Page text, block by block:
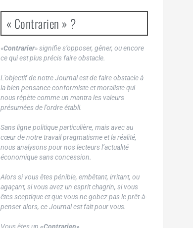
« Contrarien » ?
«Contrarier» signifie s’opposer, gêner, ou encore
ce qui est plus précis faire obstacle.
L’objectif de notre Journal est de faire obstacle à
la bien pensance conformiste et moraliste qui
nous répète comme un mantra les valeurs
présumées de l’ordre établi.
Sans ligne politique particulière, mais avec au
cœur de notre travail pragmatisme et la réalité,
nous analysons pour nos lecteurs l’actualité
économique sans concession.
Alors si vous êtes pénible, embêtant, irritant, ou
agaçant, si vous avez un esprit chagrin, si vous
êtes sceptique et que vous ne gobez pas le prêt-à-
penser alors, ce Journal est fait pour vous.
Vous êtes un «Contrarien».